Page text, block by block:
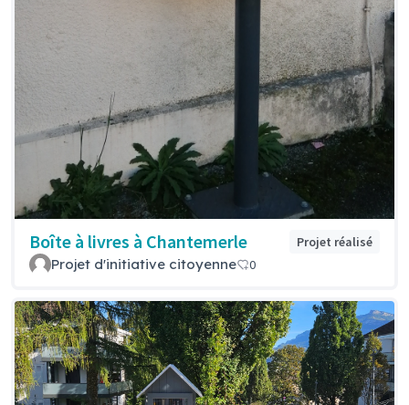
Boîte à livres à Chantemerle Projet réalisé
Projet d'initiative citoyenne 0